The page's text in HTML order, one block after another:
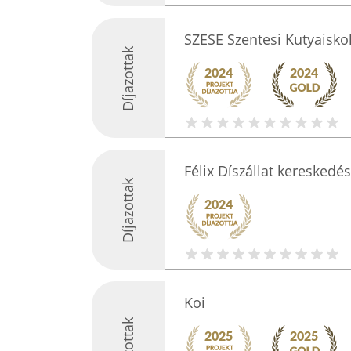
Díjazottak
SZESE Szentesi
Díjazottak
Félix Díszállat kereskedés
Koi